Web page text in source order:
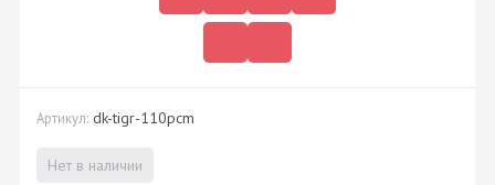
Артикул: dk-tigr-110pcm
Нет в наличии